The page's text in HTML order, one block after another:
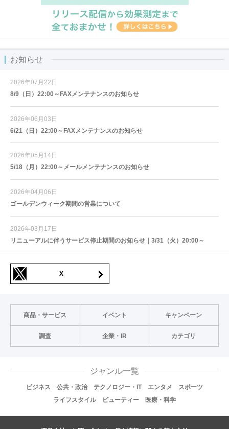
お知らせ
2026年07月22日
8/9（日）22:00～FAXメンテナンスのお知らせ
2026年06月03日
6/21（日）22:00～FAXメンテナンスのお知らせ
2026年05月14日
5/18（月）22:00～メールメンテナンスのお知らせ
2026年04月06日
ゴールデンウィーク期間の営業について
2026年03月17日
リニューアルに伴うサービス停止期間のお知らせ｜3/31（火）20:00～
X
商品・サービス イベント キャンペーン
調査 企業・IR カテゴリ
ジャンル一覧
ビジネス 公共・政治 テクノロジー・IT エンタメ
スポーツ
ライフスタイル
ビューティー 医療・科学